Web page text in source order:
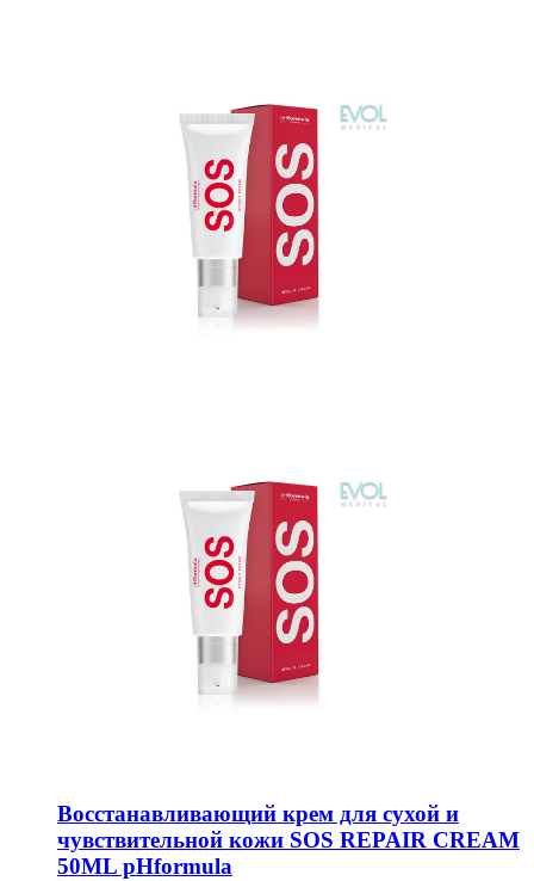
Восстанавливающий крем для сухой и
чувствительной кожи SOS REPAIR CREAM
50ML pHformula